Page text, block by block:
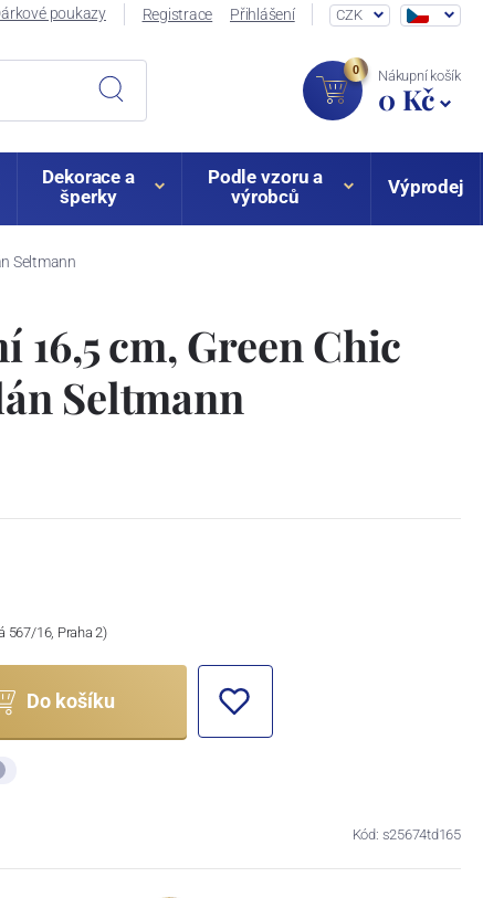
poukazy Registrace Přihlášení CZK
0 Nákupní košík
0 Kč
Dekorace a
šperky
Podle vzoru a
výrobců
Výprodej
Seltmann
16,5 cm, Green Chic
Seltmann
567/16, Praha 2)
Do košíku
Kód: s25674td165